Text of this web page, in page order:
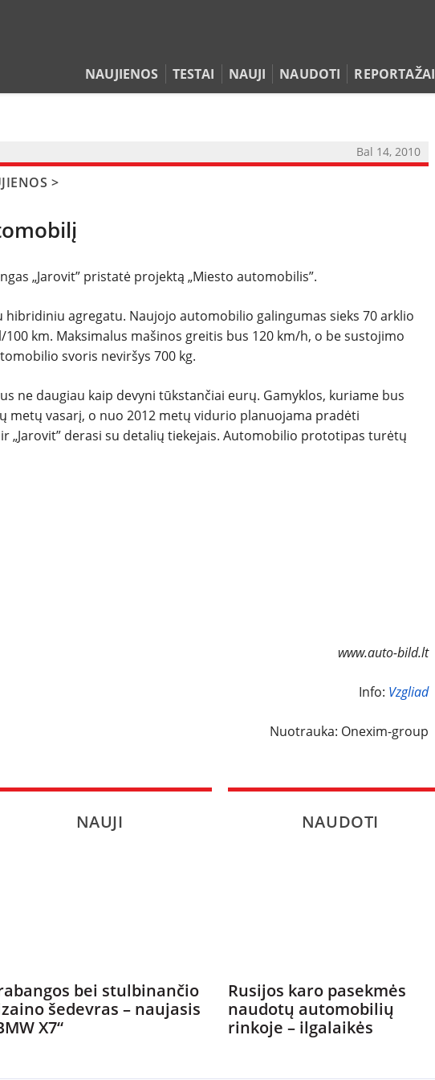
NAUJIENOS TESTAI NAUJI NAUDOTI REPORTAŽAI
NAUJI
NAUDOTI
REPORTAŽAI
SPORTAS
Bal 14, 2010
>
„Jarovit” pristatė projektą „Miesto automobilis”.
agregatu. Naujojo automobilio galingumas sieks 70 arklio
km. Maksimalus mašinos greitis bus 120 km/h, o be sustojimo
svoris neviršys 700 kg.
ne daugiau kaip devyni tūkstančiai eurų. Gamyklos, kuriame bus
metų vasarį, o nuo 2012 metų vidurio planuojama pradėti
„Jarovit” derasi su detalių tiekejais. Automobilio prototipas turėtų
www.auto-bild.lt
Info: Vzgliad
Nuotrauka: Onexim-group
NAUJI
bei stulbinančio
šedevras – naujasis
X7“
NAUDOTI
Rusijos karo pasekmės
naudotų automobilių
rinkoje – ilgalaikės